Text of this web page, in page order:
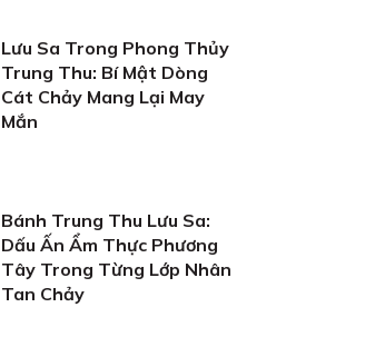
Lưu Sa Trong Phong Thủy
Trung Thu: Bí Mật Dòng
Cát Chảy Mang Lại May
Mắn
Bánh Trung Thu Lưu Sa:
Dấu Ấn Ẩm Thực Phương
Tây Trong Từng Lớp Nhân
Tan Chảy